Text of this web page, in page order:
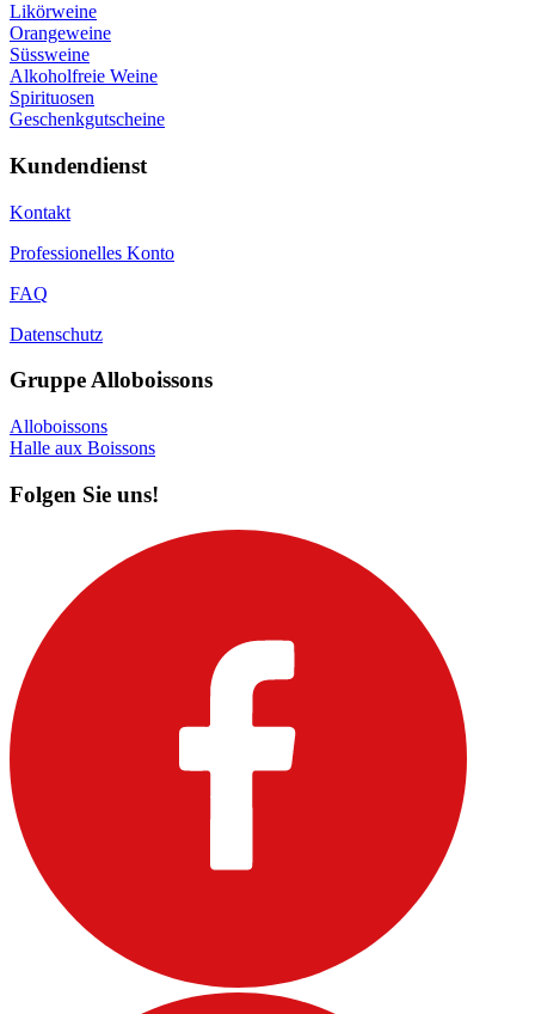
Likörweine
Orangeweine
Süssweine
Alkoholfreie Weine
Spirituosen
Geschenkgutscheine
Kundendienst
Kontakt
Professionelles Konto
FAQ
Datenschutz
Gruppe Alloboissons
Alloboissons
Halle aux Boissons
Folgen Sie uns!